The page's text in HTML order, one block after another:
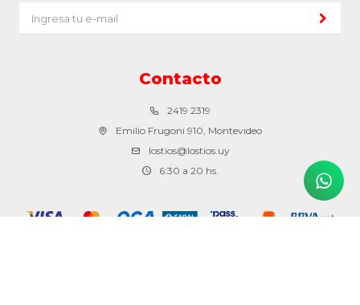
Contacto
2419 2319
Emilio Frugoni 910, Montevideo
lostios@lostios.uy
6:30 a 20 hs.